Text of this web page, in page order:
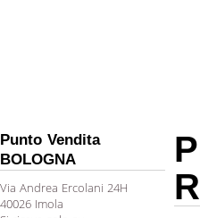
Punto Vendita
BOLOGNA
Via Andrea Ercolani 24H
40026 Imola